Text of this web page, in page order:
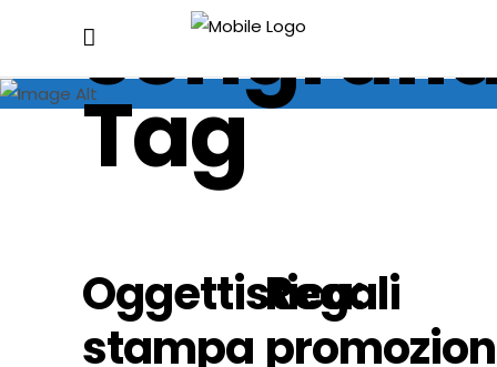
Tag
Oggettistica:
stampa
Regali